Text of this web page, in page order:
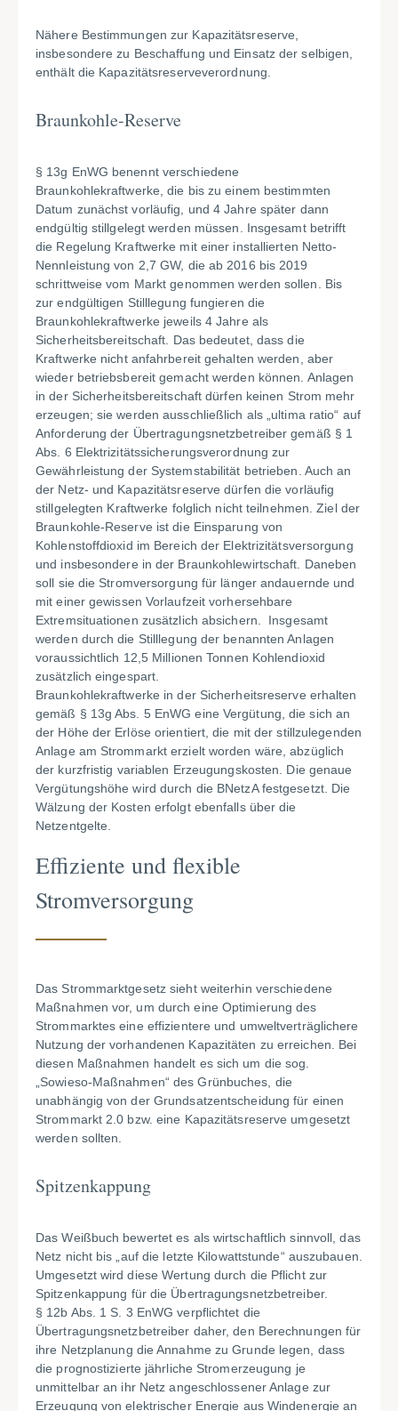
Nähere Bestimmungen zur Kapazitätsreserve,
insbesondere zu Beschaffung und Einsatz der selbigen,
enthält die Kapazitätsreserveverordnung.
Braunkohle-Reserve
§ 13g EnWG benennt verschiedene
Braunkohlekraftwerke, die bis zu einem bestimmten
Datum zunächst vorläufig, und 4 Jahre später dann
endgültig stillgelegt werden müssen. Insgesamt betrifft
die Regelung Kraftwerke mit einer installierten Netto-
Nennleistung von 2,7 GW, die ab 2016 bis 2019
schrittweise vom Markt genommen werden sollen. Bis
zur endgültigen Stilllegung fungieren die
Braunkohlekraftwerke jeweils 4 Jahre als
Sicherheitsbereitschaft. Das bedeutet, dass die
Kraftwerke nicht anfahrbereit gehalten werden, aber
wieder betriebsbereit gemacht werden können. Anlagen
in der Sicherheitsbereitschaft dürfen keinen Strom mehr
erzeugen; sie werden ausschließlich als „ultima ratio“ auf
Anforderung der Übertragungsnetzbetreiber gemäß § 1
Abs. 6 Elektrizitätssicherungsverordnung zur
Gewährleistung der Systemstabilität betrieben. Auch an
der Netz- und Kapazitätsreserve dürfen die vorläufig
stillgelegten Kraftwerke folglich nicht teilnehmen. Ziel der
Braunkohle-Reserve ist die Einsparung von
Kohlenstoffdioxid im Bereich der Elektrizitätsversorgung
und insbesondere in der Braunkohlewirtschaft. Daneben
soll sie die Stromversorgung für länger andauernde und
mit einer gewissen Vorlaufzeit vorhersehbare
Extremsituationen zusätzlich absichern. Insgesamt
werden durch die Stilllegung der benannten Anlagen
voraussichtlich 12,5 Millionen Tonnen Kohlendioxid
zusätzlich eingespart.
Braunkohlekraftwerke in der Sicherheitsreserve erhalten
gemäß § 13g Abs. 5 EnWG eine Vergütung, die sich an
der Höhe der Erlöse orientiert, die mit der stillzulegenden
Anlage am Strommarkt erzielt worden wäre, abzüglich
der kurzfristig variablen Erzeugungskosten. Die genaue
Vergütungshöhe wird durch die BNetzA festgesetzt. Die
Wälzung der Kosten erfolgt ebenfalls über die
Netzentgelte.
Effiziente und flexible
Stromversorgung
Das Strommarktgesetz sieht weiterhin verschiedene
Maßnahmen vor, um durch eine Optimierung des
Strommarktes eine effizientere und umweltverträglichere
Nutzung der vorhandenen Kapazitäten zu erreichen. Bei
diesen Maßnahmen handelt es sich um die sog.
„Sowieso-Maßnahmen“ des Grünbuches, die
unabhängig von der Grundsatzentscheidung für einen
Strommarkt 2.0 bzw. eine Kapazitätsreserve umgesetzt
werden sollten.
Spitzenkappung
Das Weißbuch bewertet es als wirtschaftlich sinnvoll, das
Netz nicht bis „auf die letzte Kilowattstunde“ auszubauen.
Umgesetzt wird diese Wertung durch die Pflicht zur
Spitzenkappung für die Übertragungsnetzbetreiber.
§ 12b Abs. 1 S. 3 EnWG verpflichtet die
Übertragungsnetzbetreiber daher, den Berechnungen für
ihre Netzplanung die Annahme zu Grunde legen, dass
die prognostizierte jährliche Stromerzeugung je
unmittelbar an ihr Netz angeschlossener Anlage zur
Erzeugung von elektrischer Energie aus Windenergie an